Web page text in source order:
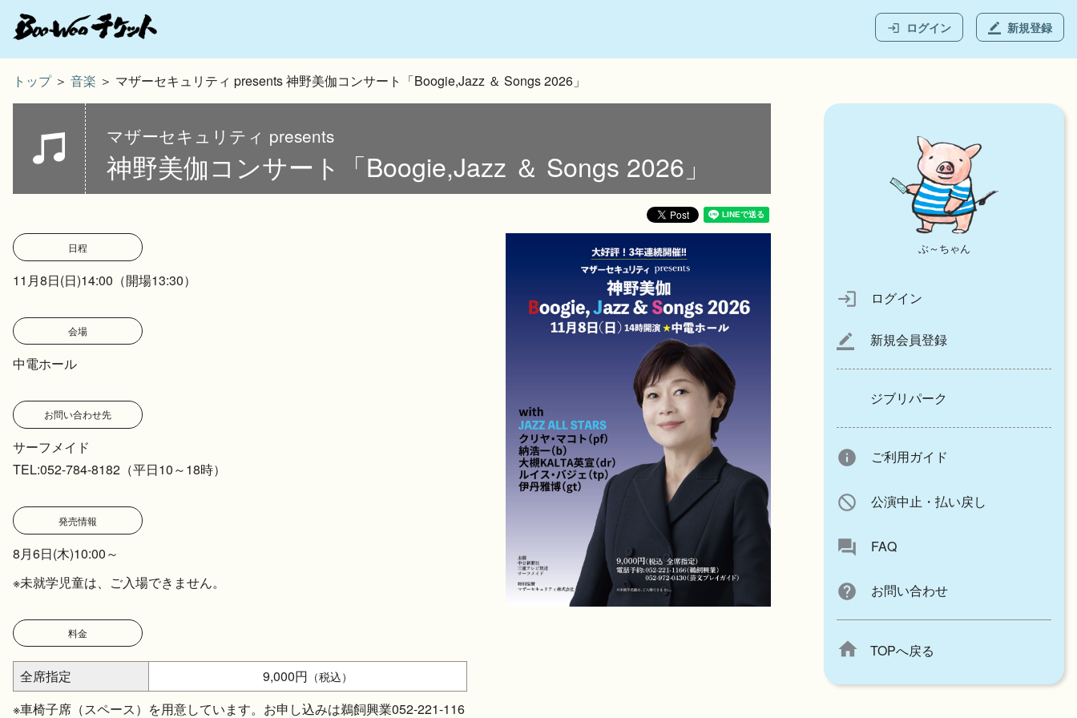
login ログイン border_color 新規登録
トップ＞ 音楽 ＞ マザーセキュリティ presents 神野美伽コンサート「Boogie,Jazz ＆ Songs 2026」
マザーセキュリティ presents
神野美伽コンサート「Boogie,Jazz ＆ Songs 2026」
日程
11月8日(日)14:00（開場13:30）
会場
中電ホール
お問い合わせ先
サーフメイド
TEL:052-784-8182（平日10～18時）
発売情報
8月6日(木)10:00～
※未就学児童は、ご入場できません。
料金
全席指定 9,000円 （税込）
※車椅子席（スペース）を用意しています。お申し込みは鵜飼興業052-221-116
ぶ～ちゃん
login ログイン
border_color 新規会員登録
ジブリパーク
info ご利用ガイド
block 公演中止・払い戻し
forum FAQ
help お問い合わせ
home TOPへ戻る